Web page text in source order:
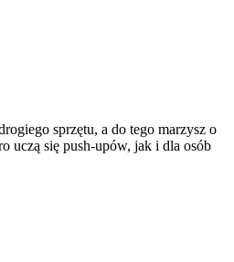
sprzętu, a do tego marzysz o
uczą się push-upów, jak i dla osób